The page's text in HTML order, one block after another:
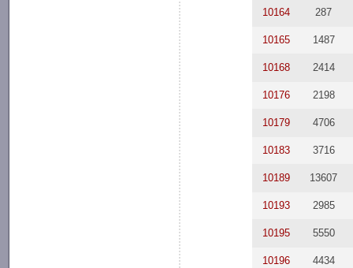
10164 287
10165 1487
10168 2414
10176 2198
10179 4706
10183 3716
10189 13607
10193 2985
10195 5550
10196 4434